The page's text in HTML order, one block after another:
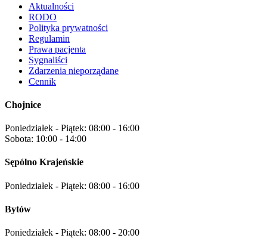
Aktualności
RODO
Polityka prywatności
Regulamin
Prawa pacjenta
Sygnaliści
Zdarzenia nieporządane
Cennik
Chojnice
Poniedziałek - Piątek: 08:00 - 16:00
Sobota: 10:00 - 14:00
Sępólno Krajeńskie
Poniedziałek - Piątek: 08:00 - 16:00
Bytów
Poniedziałek - Piątek: 08:00 - 20:00